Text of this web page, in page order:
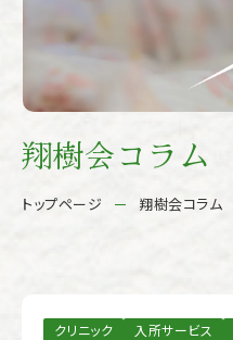
翔樹会コラム
トップページ 翔樹会コラム
クリニック 入所サービス